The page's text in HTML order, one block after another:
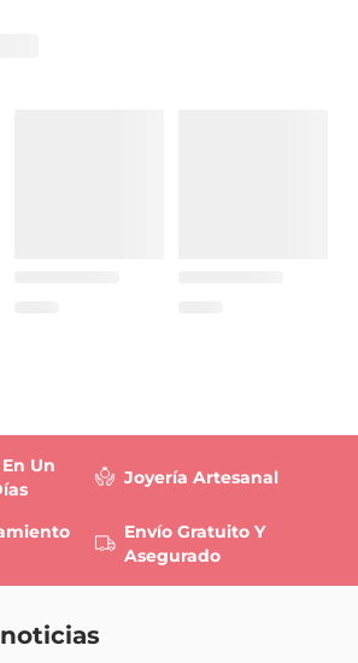
Un
Joyería Artesanal
Envío Gratuito Y
Asegurado